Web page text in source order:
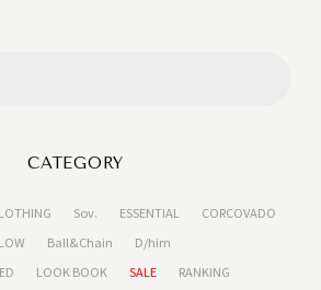
CATEGORY
Sov. ESSENTIAL
CORCOVADO
Ball&Chain
D/him
LOOK BOOK SALE
RANKING